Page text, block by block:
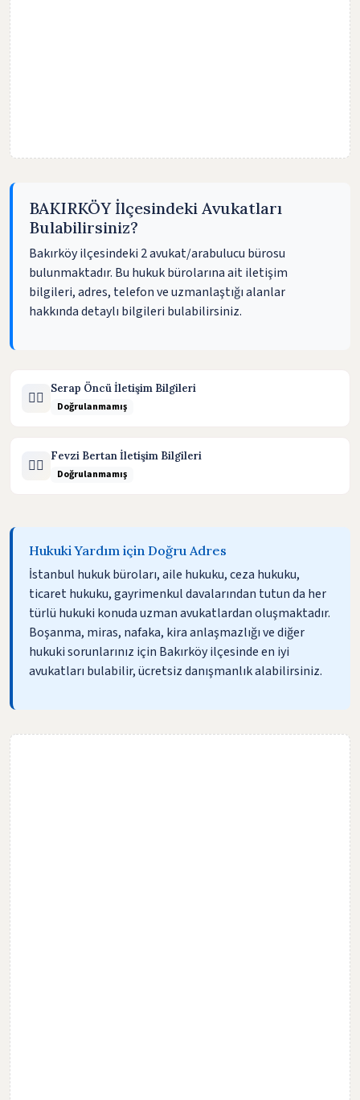
BAKIRKÖY İlçesindeki Avukatları
Bulabilirsiniz?
Bakırköy ilçesindeki 2 avukat/arabulucu bürosu
bulunmaktadır. Bu hukuk bürolarına ait iletişim
bilgileri, adres, telefon ve uzmanlaştığı alanlar
hakkında detaylı bilgileri bulabilirsiniz.
🧑‍⚖️
Serap Öncü İletişim Bilgileri
Doğrulanmamış
🧑‍⚖️
Fevzi Bertan İletişim Bilgileri
Doğrulanmamış
Hukuki Yardım için Doğru Adres
İstanbul hukuk büroları, aile hukuku, ceza hukuku,
ticaret hukuku, gayrimenkul davalarından tutun da her
türlü hukuki konuda uzman avukatlardan oluşmaktadır.
Boşanma, miras, nafaka, kira anlaşmazlığı ve diğer
hukuki sorunlarınız için Bakırköy ilçesinde en iyi
avukatları bulabilir, ücretsiz danışmanlık alabilirsiniz.